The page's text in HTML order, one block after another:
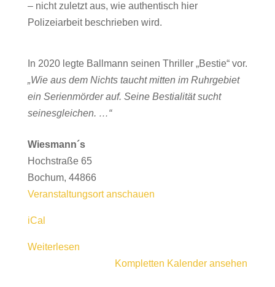
– nicht zuletzt aus, wie authentisch hier
Polizeiarbeit beschrieben wird.
In 2020 legte Ballmann seinen Thriller „Bestie“ vor.
„Wie aus dem Nichts taucht mitten im Ruhrgebiet
ein Serienmörder auf. Seine Bestialität sucht
seinesgleichen. …“
Wiesmann´s
Hochstraße 65
Bochum, 44866
Veranstaltungsort anschauen
iCal
Weiterlesen
Kompletten Kalender ansehen